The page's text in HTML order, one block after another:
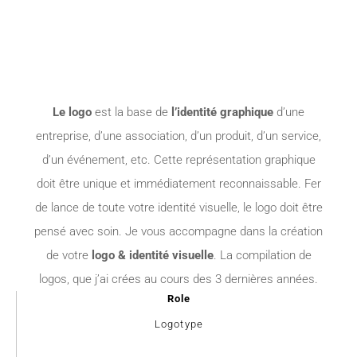
Le logo est la base de l’identité graphique d’une
entreprise, d’une association, d’un produit, d’un service,
d’un événement, etc. Cette représentation graphique
doit être unique et immédiatement reconnaissable. Fer
de lance de toute votre identité visuelle, le logo doit être
pensé avec soin. Je vous accompagne dans la création
de votre logo & identité visuelle. La compilation de
logos, que j’ai crées au cours des 3 dernières années.
Role
Logotype